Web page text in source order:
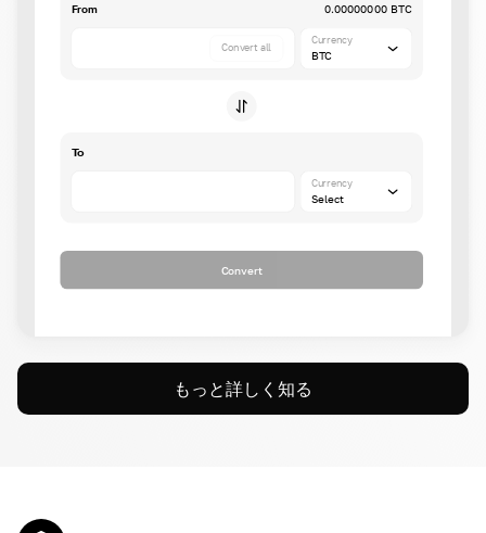
From 0.00000000 BTC
Convert all
Currency
BTC
To
Currency
Select
Convert
もっと詳しく知る